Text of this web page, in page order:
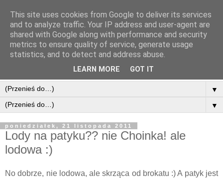
▼
▼
poniedziałek, 21 listopada 2011
Lody na patyku?? nie Choinka! ale
lodowa :)
No dobrze, nie lodowa, ale skrząca od brokatu :) A patyk jest
This site uses cookies from Google to deliver its services
and to analyze traffic. Your IP address and user-agent are
shared with Google along with performance and security
metrics to ensure quality of service, generate usage
statistics, and to detect and address abuse.
LEARN MORE GOT IT